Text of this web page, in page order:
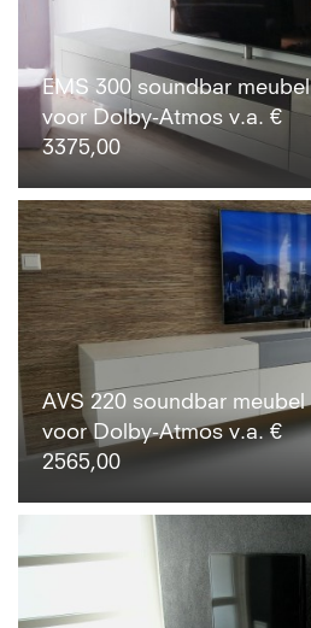
EMS 300 soundbar meubel
voor Dolby-Atmos v.a. €
3375,00
AVS 220 soundbar meubel
voor Dolby-Atmos v.a. €
2565,00